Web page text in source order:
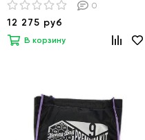
0
12 275 руб
В корзину